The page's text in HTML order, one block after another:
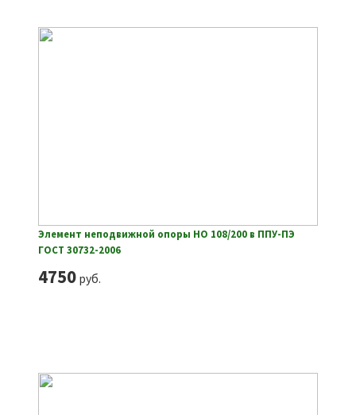
Элемент неподвижной опоры НО 108/200 в ППУ-ПЭ
ГОСТ 30732-2006
4750руб.